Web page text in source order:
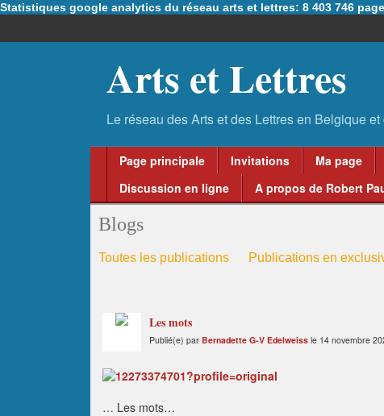
Statistiques google analytics du réseau arts et lettres: 8 403 746
Arts et Lettres
Page principale Invitations Ma page
Discussion en ligne
A propos de Robert
Blogs
Toutes les publications Publications en
Les mots
Publié(e) par Bernadette G-V Edelweiss le 14 novembre
… Les mots…